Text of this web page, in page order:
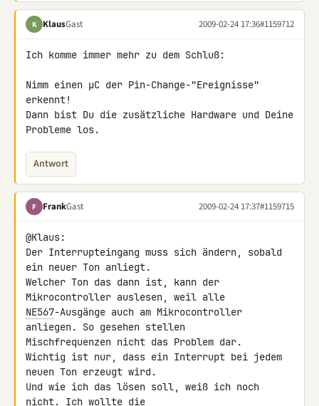
K KlausGast 2009-02-24 17:36#1159712
Ich komme immer mehr zu dem Schluß:
Nimm einen µC der Pin-Change-"Ereignisse"
erkennt!
Dann bist Du die zusätzliche Hardware und Deine
Probleme los.
Antwort
F FrankGast 2009-02-24 17:37#1159715
@Klaus:
Der Interrupteingang muss sich ändern, sobald
ein neuer Ton anliegt.
Welcher Ton das dann ist, kann der
NE567-Ausgänge auch am Mikrocontroller
anliegen. So gesehen stellen
Mischfrequenzen nicht das Problem dar.
Wichtig ist nur, dass ein Interrupt bei jedem
neuen Ton erzeugt wird.
Und wie ich das lösen soll, weiß ich noch